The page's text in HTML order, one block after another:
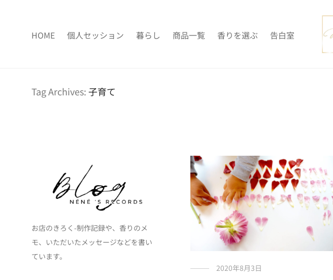
HOME 個人セッション 暮らし 商品一覧 香りを選ぶ 告白室
Tag Archives:子育て
2020年8月3日
お店のきろく-制作記録や、香りのメ
モ、いただいたメッセージなどを書い
ています。